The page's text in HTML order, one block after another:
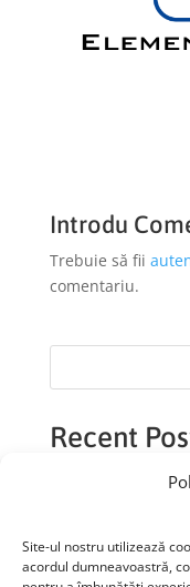
Site-ul nostru utilizează
acordul dumneavoastră,
Introdu
Trebuie să fii
comentariu.
Recent
Niciun